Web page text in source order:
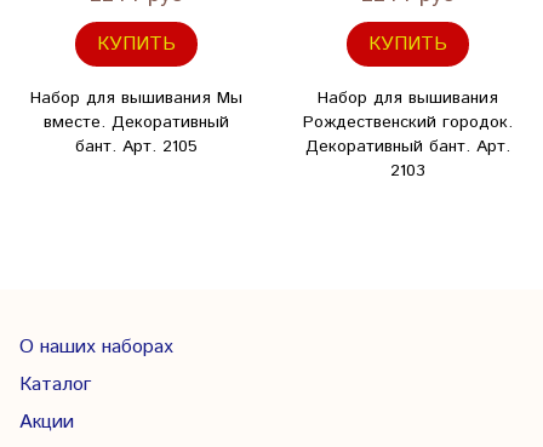
КУПИТЬ
Набор для вышивания Мы
вместе. Декоративный
бант. Арт. 2105
КУПИТЬ
Набор для вышивания
Рождественский городок.
Декоративный бант. Арт.
2103
О наших наборах
Каталог
Акции